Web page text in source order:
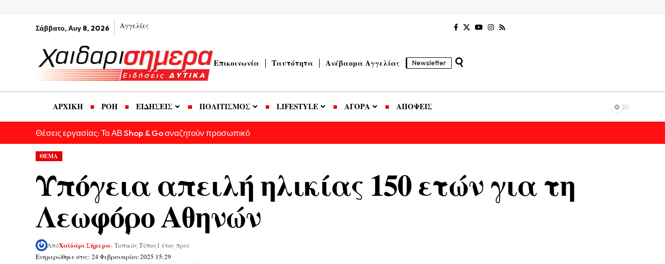
Σάββατο, Αυγ 8, 2026 Αγγελίες
Επικοινωνία Ταυτότητα Ανέβασμα Αγγελίας Newsletter
ΑΡΧΙΚΗ ΡΟΗ ΕΙΔΗΣΕΙΣ ΠΟΛΙΤΙΣΜΟΣ LIFESTYLE ΑΓΟΡΑ ΑΠΟΨΕΙΣ
Θέσεις εργασίας: Τα ΑΒ Shop & Go αναζητούν προσωπικό
ΘΕΜΑ
Υπόγεια απειλή ηλικίας 150 ετών για τη
Λεωφόρο Αθηνών
Ενημερώθηκε στις: 24 Φεβρουαρίου 2025 15:29
ΑπόΧαϊδάρι Σήμερα- Τοπικός Τύπος1 έτος πριν